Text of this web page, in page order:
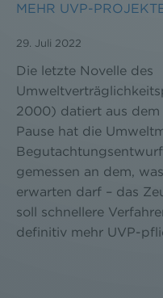
MEHR UVP-
29. Juli 2022
Die letzte Novelle des
2000) datiert aus dem
Pause hat die
gemessen an dem,
erwarten darf – das
soll schnellere
definitiv mehr UVP-
Datenschutzerklärung